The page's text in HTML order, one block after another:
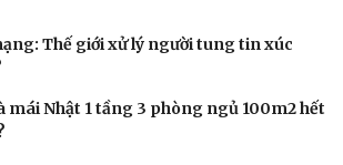
Thế giới xử lý người tung tin xúc
mái Nhật 1 tầng 3 phòng ngủ 100m2 hết